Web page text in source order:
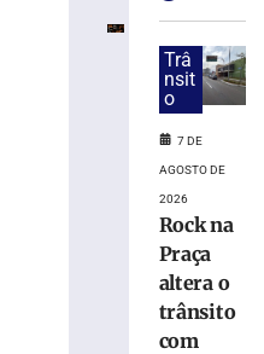
na
traseira
ônibus
durante
desembarque
passageira
Trâ
nsit
o
7 DE
AGOSTO DE
2026
Rock na
Praça
altera o
trânsito
com